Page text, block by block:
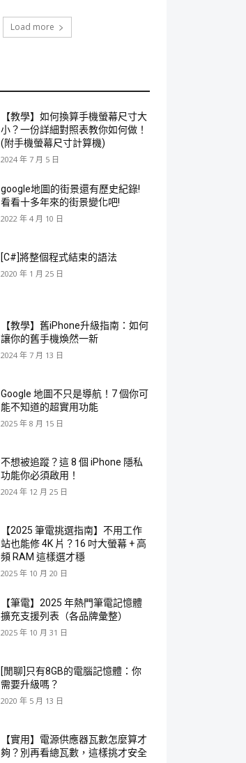
Load more
【教學】如何換算手機螢幕尺寸大
小？一份詳細對照表教你如何做！
(附手機螢幕尺寸計算機)
2024 年 7 月 5 日
google地圖的街景還有歷史紀錄!
看看十多年來的街景變化吧!
2022 年 4 月 10 日
[C#]將整個程式結束的語法
2020 年 1 月 25 日
【教學】舊iPhone升級指南：如何
讓你的舊手機煥然一新
2024 年 7 月 13 日
Google 地圖不只是導航！7 個你可
能不知道的超實用功能
2025 年 8 月 15 日
不想被追蹤？這 8 個 iPhone 隱私
功能你必須啟用！
2024 年 12 月 25 日
【2025 筆電挑選指南】不用工作
站也能修 4K 片？16 吋大螢幕 + 高
頻 RAM 這樣選才穩
2025 年 10 月 20 日
【筆電】2025 年熱門筆電記憶體
擴充支援列表（各品牌彙整）
2025 年 10 月 31 日
[閒聊]只有8GB的電腦記憶體：你
需要升級嗎？
2020 年 5 月 13 日
【實用】電源供應器瓦數怎麼算才
夠？別再看總瓦數，這樣挑才安全